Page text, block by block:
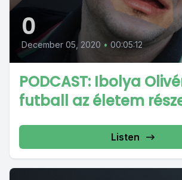
0
December 05, 2020 • 00:05:12
PODCAST: Ibolya
futball az életem
Listen